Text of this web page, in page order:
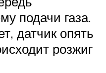
подачи газа.
датчик опять
розжиг